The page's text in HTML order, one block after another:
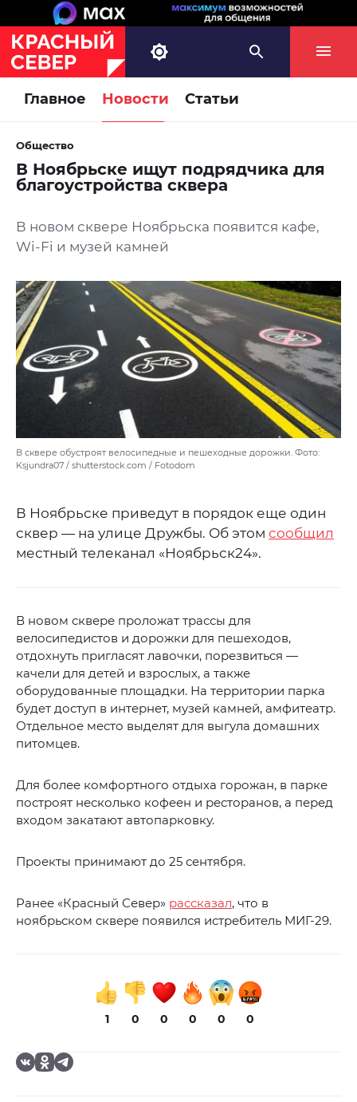
Главное Новости Статьи
Общество
В Ноябрьске ищут подрядчика для
благоустройства сквера
В новом сквере Ноябрьска появится кафе,
Wi-Fi и музей камней
В сквере обустроят велосипедные и пешеходные дорожки. Фото:
Ksjundra07 / shutterstock.com / Fotodom
В Ноябрьске приведут в порядок еще один
сквер — на улице Дружбы. Об этом сообщил
местный телеканал «Ноябрьск24».
В новом сквере проложат трассы для
велосипедистов и дорожки для пешеходов,
отдохнуть пригласят лавочки, порезвиться —
качели для детей и взрослых, а также
оборудованные площадки. На территории парка
будет доступ в интернет, музей камней, амфитеатр.
Отдельное место выделят для выгула домашних
питомцев.
Для более комфортного отдыха горожан, в парке
построят несколько кофеен и ресторанов, а перед
входом закатают автопарковку.
Проекты принимают до 25 сентября.
Ранее «Красный Север» рассказал, что в
ноябрьском сквере появился истребитель МИГ-29.
1 0 0 0 0 0